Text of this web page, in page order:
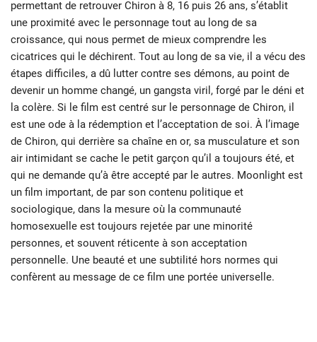
permettant de retrouver Chiron à 8, 16 puis 26 ans, s’établit
une proximité avec le personnage tout au long de sa
croissance, qui nous permet de mieux comprendre les
cicatrices qui le déchirent. Tout au long de sa vie, il a vécu des
étapes difficiles, a dû lutter contre ses démons, au point de
devenir un homme changé, un gangsta viril, forgé par le déni et
la colère. Si le film est centré sur le personnage de Chiron, il
est une ode à la rédemption et l’acceptation de soi. À l’image
de Chiron, qui derrière sa chaîne en or, sa musculature et son
air intimidant se cache le petit garçon qu’il a toujours été, et
qui ne demande qu’à être accepté par le autres. Moonlight est
un film important, de par son contenu politique et
sociologique, dans la mesure où la communauté
homosexuelle est toujours rejetée par une minorité
personnes, et souvent réticente à son acceptation
personnelle. Une beauté et une subtilité hors normes qui
confèrent au message de ce film une portée universelle.